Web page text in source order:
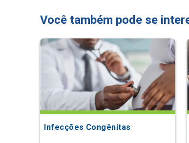
Você também pode se
Infecções Congênitas